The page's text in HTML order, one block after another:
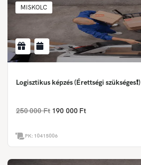
MISKOLC
Logisztikus képzés (Érettségi szükséges❗)
250 000 Ft 190 000 Ft
PK: 10415006